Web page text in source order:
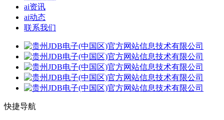
ai资讯
ai动态
联系我们
快捷导航